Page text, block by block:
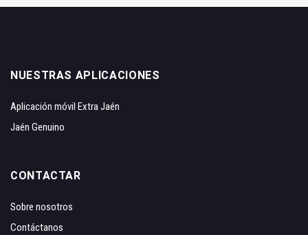
NUESTRAS APLICACIONES
Aplicación móvil Extra Jaén
Jaén Genuino
CONTACTAR
Sobre nosotros
Contáctanos